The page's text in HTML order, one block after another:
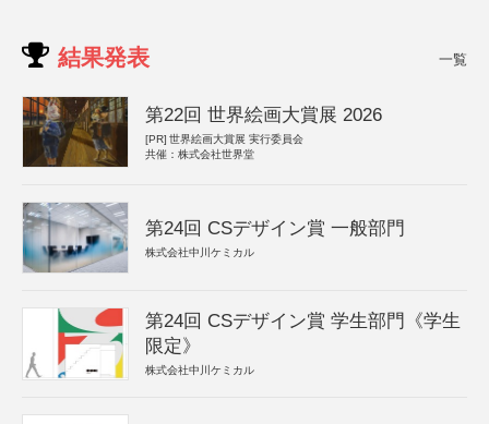
結果発表 一覧
第22回 世界絵画大賞展 2026
[PR] 世界絵画大賞展 実行委員会
共催：株式会社世界堂
第24回 CSデザイン賞 一般部門
株式会社中川ケミカル
第24回 CSデザイン賞 学生部門《学生
限定》
株式会社中川ケミカル